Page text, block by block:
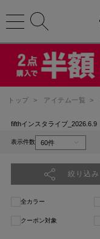
トップ > アイテム一覧 >
fifthインスタライブ_2026.6.9
表示件数
絞り込み
全カラー
クーポン対象